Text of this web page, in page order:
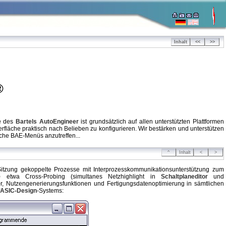
Inhalt << >>
des Bartels AutoEngineerist grundsätzlich auf allen unterstützten Plattformen
praktisch nach Belieben zu konfigurieren. Wir bestärken und unterstützen
BAE-Menüs anzutreffen...
^ Inhalt < >
gekoppelte Prozesse mit Interprozesskommunikationsunterstützung zum
etwa Cross-Probing (simultanes Netzhighlight in Schaltplaneditorund
Nutzengenerierungsfunktionen und Fertigungsdatenoptimierung in sämtlichen
ASIC-Design-Systems: